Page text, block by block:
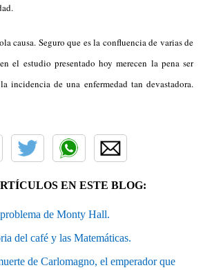
causa. Seguro que es la confluencia de varias de
el estudio presentado hoy merecen la pena ser
incidencia de una enfermedad tan devastadora.
EN ESTE BLOG:
de Monty Hall.
del café y las Matemáticas.
de Carlomagno, el emperador que